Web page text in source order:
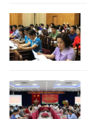
ESPAÑOL